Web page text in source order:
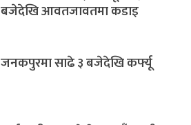
बजेदेखि आवतजावतमा कडाइ
जनकपुरमा साढे ३ बजेदेखि कर्फ्यू